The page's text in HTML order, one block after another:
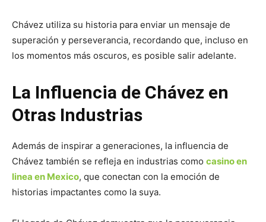
Chávez utiliza su historia para enviar un mensaje de
superación y perseverancia, recordando que, incluso en
los momentos más oscuros, es posible salir adelante.
La Influencia de Chávez en
Otras Industrias
Además de inspirar a generaciones, la influencia de
Chávez también se refleja en industrias como casino en
linea en Mexico, que conectan con la emoción de
historias impactantes como la suya.